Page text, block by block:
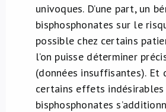
univoques. D’une part, un
bisphosphonates sur le
possible chez certains
l’on puisse déterminer
(données insuffisantes). Et
certains effets indésirables
bisphosphonates